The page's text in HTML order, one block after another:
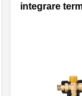
integrare